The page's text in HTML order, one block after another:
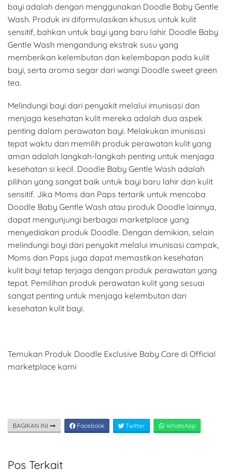
bayi adalah dengan menggunakan Doodle Baby Gentle
Wash. Produk ini diformulasikan khusus untuk kulit
sensitif, bahkan untuk bayi yang baru lahir. Doodle Baby
Gentle Wash mengandung ekstrak susu yang
memberikan kelembutan dan kelembapan pada kulit
bayi, serta aroma segar dari wangi Doodle sweet green
tea.
Melindungi bayi dari penyakit melalui imunisasi dan
menjaga kesehatan kulit mereka adalah dua aspek
penting dalam perawatan bayi. Melakukan imunisasi
tepat waktu dan memilih produk perawatan kulit yang
aman adalah langkah-langkah penting untuk menjaga
kesehatan si kecil. Doodle Baby Gentle Wash adalah
pilihan yang sangat baik untuk bayi baru lahir dan kulit
sensitif. Jika Moms dan Paps tertarik untuk mencoba
Doodle Baby Gentle Wash atau produk Doodle lainnya,
dapat mengunjungi berbagai marketplace yang
menyediakan produk Doodle. Dengan demikian, selain
melindungi bayi dari penyakit melalui imunisasi campak,
Moms dan Paps juga dapat memastikan kesehatan
kulit bayi tetap terjaga dengan produk perawatan yang
tepat. Pemilihan produk perawatan kulit yang sesuai
sangat penting untuk menjaga kelembutan dan
kesehatan kulit bayi.
Temukan Produk Doodle Exclusive Baby Care di Official
marketplace kami
BAGIKAN INI Facebook Twitter WhatsApp
Pos Terkait